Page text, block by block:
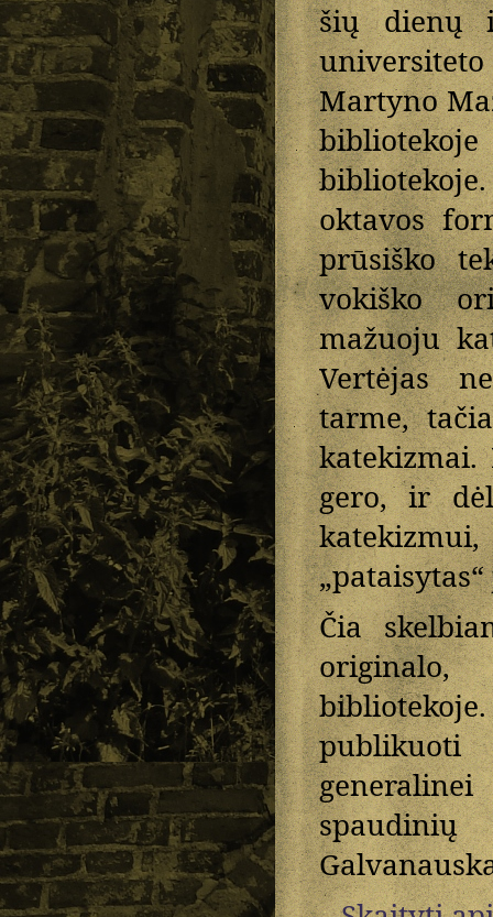
šių dienų
Martyno
oktavos
prūsiško
vokiško
mažuoju
Vertėjas
tarme,
gero, ir
Čia
publikuoti